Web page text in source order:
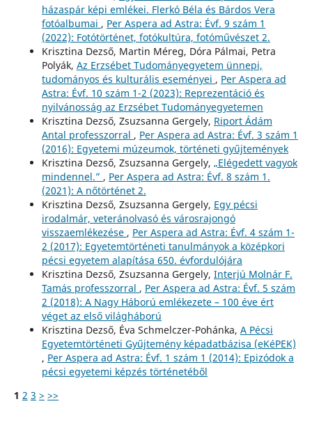
házaspár képi emlékei. Flerkó Béla és Bárdos Vera
fotóalbumai , Per Aspera ad Astra: Évf. 9 szám 1
(2022): Fotótörténet, fotókultúra, fotóművészet 2.
Krisztina Dezső, Martin Méreg, Dóra Pálmai, Petra
Polyák, Az Erzsébet Tudományegyetem ünnepi,
tudományos és kulturális eseményei , Per Aspera ad
Astra: Évf. 10 szám 1-2 (2023): Reprezentáció és
nyilvánosság az Erzsébet Tudományegyetemen
Krisztina Dezső, Zsuzsanna Gergely, Riport Ádám
Antal professzorral , Per Aspera ad Astra: Évf. 3 szám 1
(2016): Egyetemi múzeumok, történeti gyűjtemények
Krisztina Dezső, Zsuzsanna Gergely, „Elégedett vagyok
mindennel.” , Per Aspera ad Astra: Évf. 8 szám 1.
(2021): A nőtörténet 2.
Krisztina Dezső, Zsuzsanna Gergely, Egy pécsi
irodalmár, veteránolvasó és városrajongó
visszaemlékezése , Per Aspera ad Astra: Évf. 4 szám 1-
2 (2017): Egyetemtörténeti tanulmányok a középkori
pécsi egyetem alapítása 650. évfordulójára
Krisztina Dezső, Zsuzsanna Gergely, Interjú Molnár F.
Tamás professzorral , Per Aspera ad Astra: Évf. 5 szám
2 (2018): A Nagy Háború emlékezete – 100 éve ért
véget az első világháború
Krisztina Dezső, Éva Schmelczer-Pohánka, A Pécsi
Egyetemtörténeti Gyűjtemény képadatbázisa (eKéPEK)
, Per Aspera ad Astra: Évf. 1 szám 1 (2014): Epizódok a
pécsi egyetemi képzés történetéből
1 2 3 > >>